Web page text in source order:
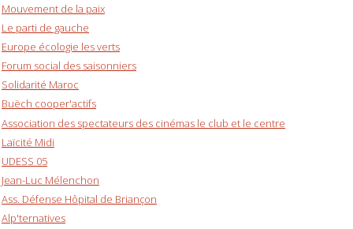
Mouvement de la paix
Le parti de gauche
Europe écologie les verts
Forum social des saisonniers
Solidarité Maroc
Buëch cooper'actifs
Association des spectateurs des cinémas le club et le centre
Laïcité Midi
UDESS 05
Jean-Luc Mélenchon
Ass. Défense Hôpital de Briançon
Alp'ternatives